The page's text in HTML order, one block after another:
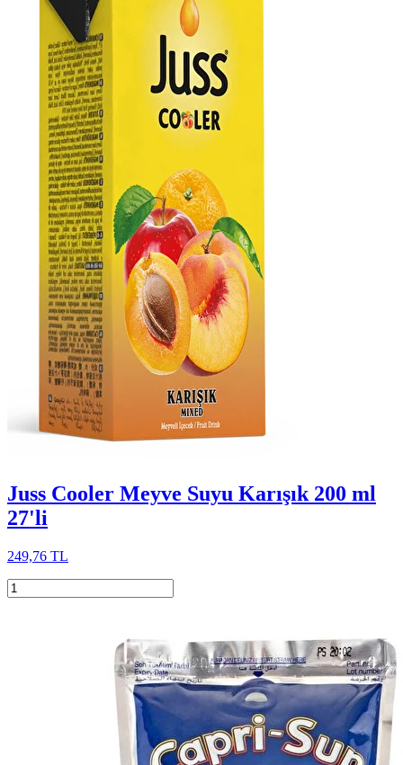
Juss Cooler Meyve Suyu Karışık 200 ml
27'li
249,76 TL